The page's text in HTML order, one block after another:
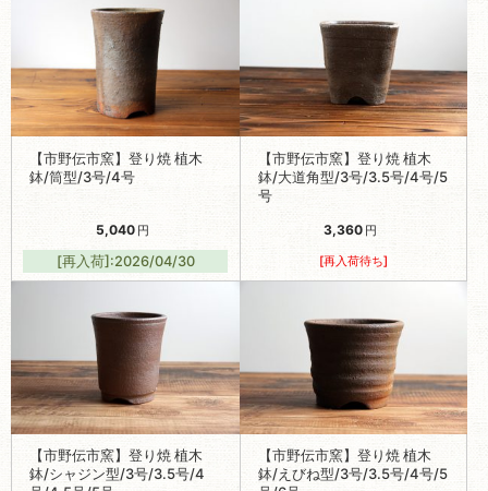
【市野伝市窯】登り焼 植木
鉢/筒型/3号/4号
5,040 円
[再入荷]:2026/04/30
【市野伝市窯】登り焼 植木
鉢/大道角型/3号/3.5号/4号/5
号
3,360 円
[再入荷待ち]
【市野伝市窯】登り焼 植木
鉢/シャジン型/3号/3.5号/4
【市野伝市窯】登り焼 植木
鉢/えびね型/3号/3.5号/4号/5